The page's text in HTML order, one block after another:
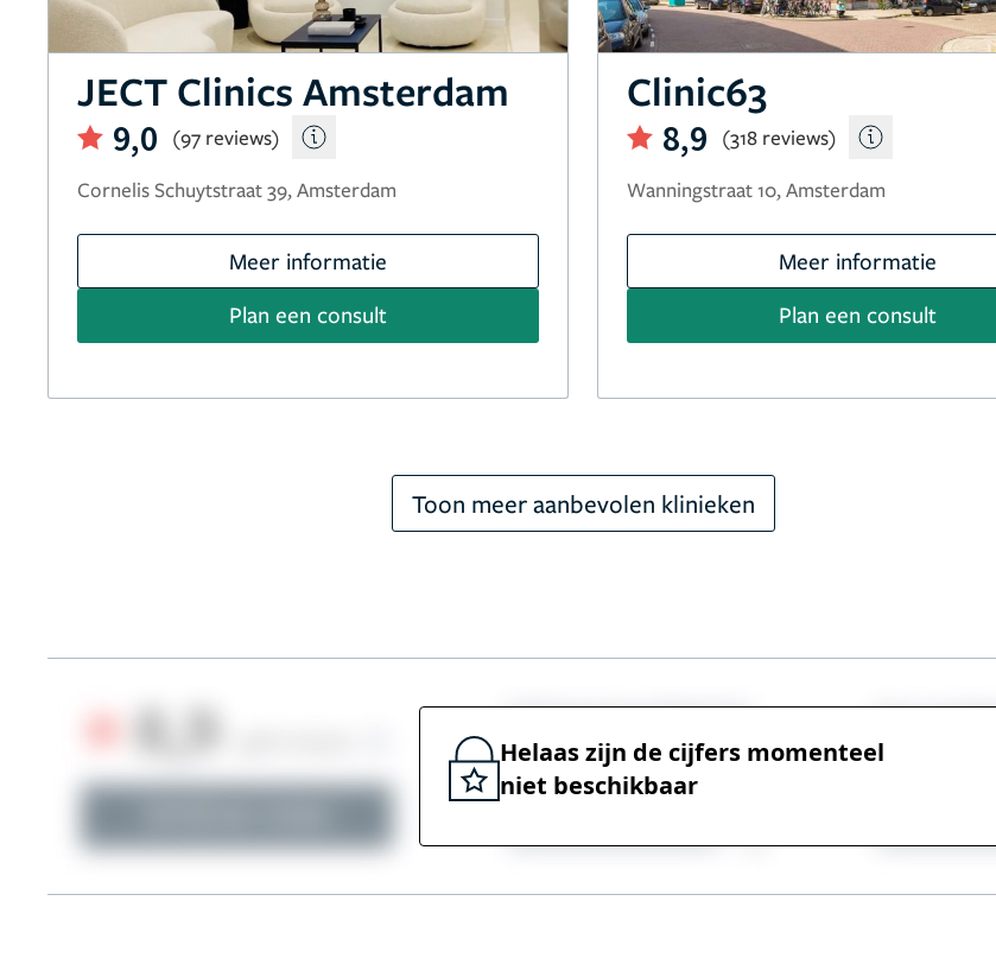
JECT Clinics Amsterdam
9,0
(97 reviews)
Cornelis Schuytstraat 39, Amsterdam
Meer informatie
Plan een consult
Clinic63
8,9
(318 reviews)
Wanningstraat 10, Amsterdam
Meer informatie
Plan een consult
Toon meer aanbevolen klinieken
Helaas zijn de cijfers momenteel
niet beschikbaar